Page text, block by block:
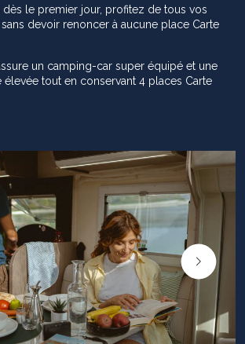
dès le premier jour, profitez de tous vos
devoir renoncer à aucune place Carte
un camping-car super équipé et une
élevée tout en conservant 4 places Carte